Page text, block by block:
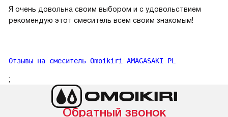
Я очень довольна своим выбором и с удовольствием
рекомендую этот смеситель всем своим знакомым!
Отзывы на смеситель Omoikiri AMAGASAKI PL
;
Обратный звонок